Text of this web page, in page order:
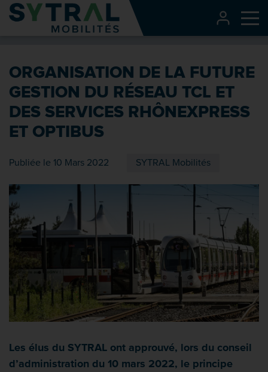
Contenu
Entête de page
Recherche
Pied de page
ORGANISATION DE LA FUTURE
GESTION DU RÉSEAU TCL ET
DES SERVICES RHÔNEXPRESS
ET OPTIBUS
Publiée le 10 Mars 2022 SYTRAL Mobilités
Les élus du SYTRAL ont approuvé, lors du conseil
d’administration du 10 mars 2022, le principe